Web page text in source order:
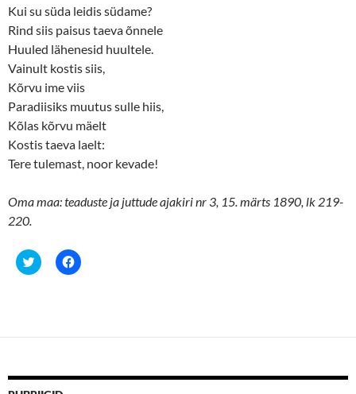
Kui su süda leidis südame?
Rind siis paisus taeva õnnele
Huuled lähenesid huultele.
Vainult kostis siis,
Kõrvu ime viis
Paradiisiks muutus sulle hiis,
Kõlas kõrvu mäelt
Kostis taeva laelt:
Tere tulemast, noor kevade!
Oma maa: teaduste ja juttude ajakiri nr 3, 15. märts 1890, lk 219-
220.
C
l
h
e
o
C
l
h
e
o